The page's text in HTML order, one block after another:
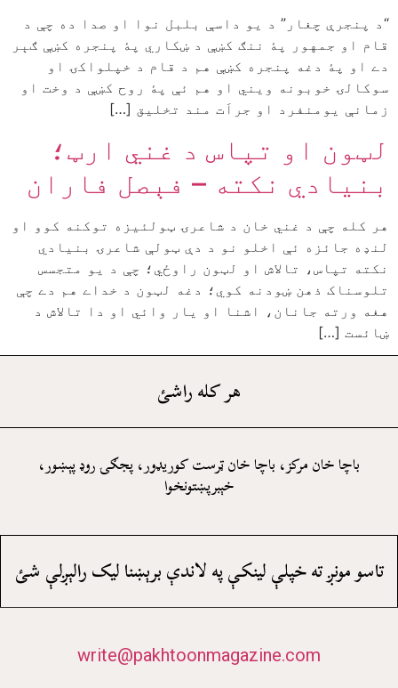
“د پنجرې چغار” د يو داسې بلبل نوا او صدا ده چې د
قام او جمهور پۀ ننګ کښې د ښکاري پۀ پنجره کښې ګېر
دے او پۀ دغه پنجره کښې هم د قام د خپلواکۍ او
سوکالۍ خوبونه ويني او هم ئې پۀ روح کښې د وخت او
زمانې يومنفرد او جراَت مند تخليق […]
لټون او تپاس د غني ارټ؛
بنيادي نکته – فېصل فاران
هر کله چې د غني خان د شاعرۍ ټولئيزه توکنه کوو او
لنډه جائزه ئې اخلو نو د دې ټولې شاعرۍ بنيادي
نکته تپاس، تالاش او لټون راوځي؛ چې د يو متجسس
تلوسناک ذهن ښودنه کوي؛ دغه لټون د خداے هم دے چې
هغه ورته جانان، اشنا او يار وائي او دا تالاش د
ښائست […]
هر کله راشئ
باچا خان مرکز، باچا خان ټرست کوريډور، پجګۍ روډ پېښور،
خېبرپښتونخوا
تاسو مونږ ته خپلې لينکې په لاندې برېښنا ليک رالېږلې شئ
write@pakhtoonmagazine.com